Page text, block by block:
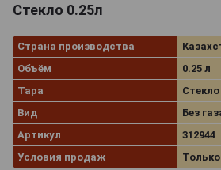
Стекло 0.25л
Страна производства
Объём
0.25 л
Тара
Стекло
Вид
Без
Артикул
312944
Условия продаж